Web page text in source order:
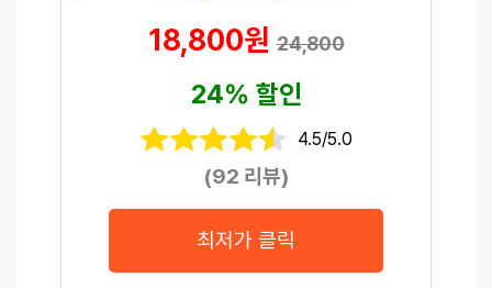
18,800원24,800
24% 할인
4.5/5.0
(92 리뷰)
최저가 클릭